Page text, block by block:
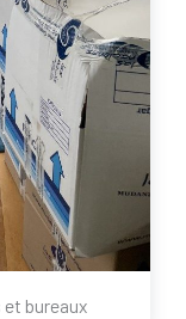
et bureaux